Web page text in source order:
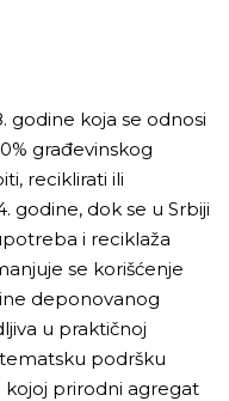
godine koja se odnosi
građevinskog
reciklirati ili
godine, dok se u Srbiji
i reciklaža
se korišćenje
deponovanog
u praktičnoj
podršku
kojoj prirodni agregat